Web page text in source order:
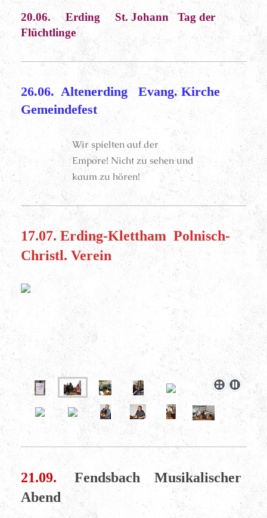
20.06. Erding St. Johann Tag der
Flüchtlinge
26.06. Altenerding Evang. Kirche
Gemeindefest
Wir spielten auf der
Empore! Nicht zu sehen und
kaum zu hören!
17.07. Erding-Klettham Polnisch-
Christl. Verein
21.09.
Fendsbach Musikalischer
Abend